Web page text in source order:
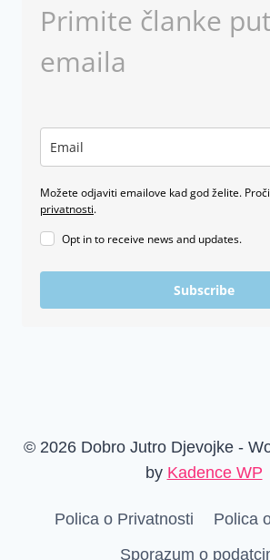
Primite članke
emaila
Možete odjaviti emailove kad god želite.
privatnosti.
Opt in to receive news and updates.
Subscribe
© 2026 Dobro Jutro Djevojke -
by Kadence WP
Polica o Privatnosti
Polica
Sporazum o